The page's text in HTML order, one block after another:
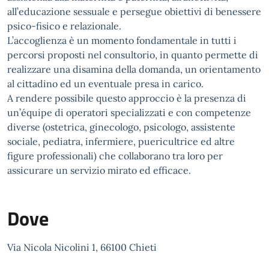
all’educazione sessuale e persegue obiettivi di benessere
psico-fisico e relazionale.
L’accoglienza è un momento fondamentale in tutti i
percorsi proposti nel consultorio, in quanto permette di
realizzare una disamina della domanda, un orientamento
al cittadino ed un eventuale presa in carico.
A rendere possibile questo approccio è la presenza di
un’équipe di operatori specializzati e con competenze
diverse (ostetrica, ginecologo, psicologo, assistente
sociale, pediatra, infermiere, puericultrice ed altre
figure professionali) che collaborano tra loro per
assicurare un servizio mirato ed efficace.
Dove
Via Nicola Nicolini 1, 66100 Chieti